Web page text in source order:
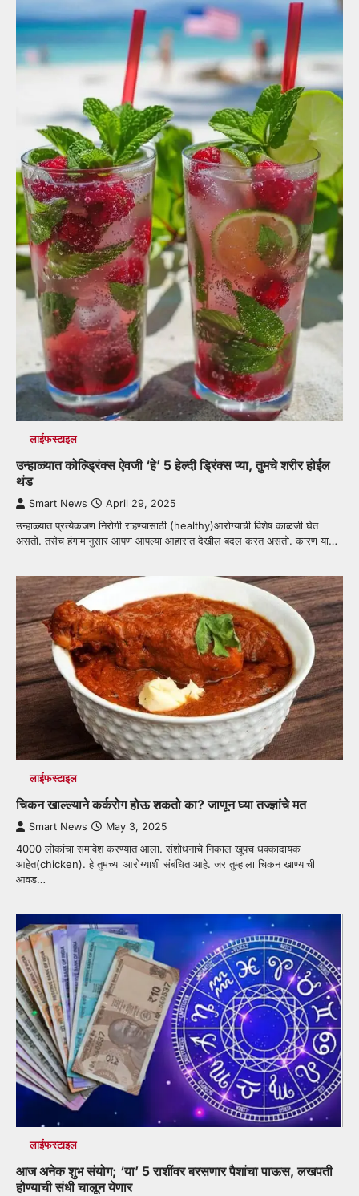
लाईफस्टाइल
उन्हाळ्यात कोल्ड्रिंक्स ऐवजी ‘हे’ 5 हेल्दी ड्रिंक्स प्या, तुमचे शरीर होईल
थंड
Smart News April 29, 2025
उन्हाळ्यात प्रत्येकजण निरोगी राहण्यासाठी (healthy)आरोग्याची विशेष काळजी घेत
असतो. तसेच हंगामानुसार आपण आपल्या आहारात देखील बदल करत असतो. कारण या…
लाईफस्टाइल
चिकन खाल्ल्याने कर्करोग होऊ शकतो का? जाणून घ्या तज्ज्ञांचे मत
Smart News May 3, 2025
4000 लोकांचा समावेश करण्यात आला. संशोधनाचे निकाल खूपच धक्कादायक
आहेत(chicken). हे तुमच्या आरोग्याशी संबंधित आहे. जर तुम्हाला चिकन खाण्याची
आवड…
लाईफस्टाइल
आज अनेक शुभ संयोग; ‘या’ 5 राशींवर बरसणार पैशांचा पाऊस, लखपती
होण्याची संधी चालून येणार